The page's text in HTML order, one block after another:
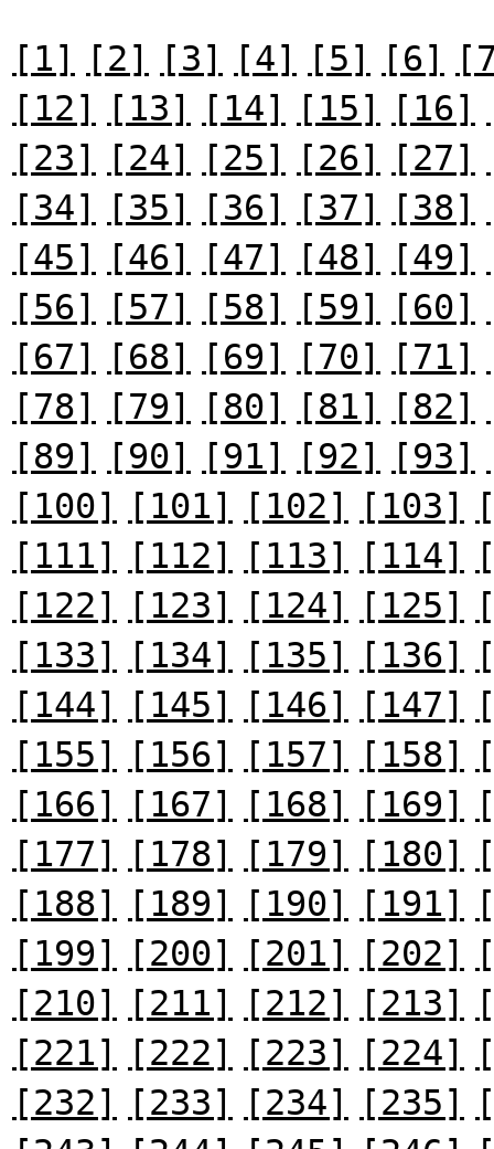
[1] [2] [3] [4] [5] [6]
[12]
[13] [14] [15] [16]
[23]
[24] [25] [26] [27]
[34]
[35] [36] [37] [38]
[45]
[46] [47] [48] [49]
[56]
[57] [58] [59] [60]
[67]
[68] [69] [70] [71]
[78]
[79] [80] [81] [82]
[89]
[90] [91] [92] [93]
[100]
[101] [102] [103]
[111]
[112] [113] [114]
[122]
[123] [124] [125]
[133]
[134] [135] [136]
[144]
[145] [146] [147]
[155]
[156] [157] [158]
[166]
[167] [168] [169]
[177]
[178] [179] [180]
[188]
[189] [190] [191]
[199]
[200] [201] [202]
[210]
[211] [212] [213]
[221]
[222] [223] [224]
[232]
[233] [234] [235]